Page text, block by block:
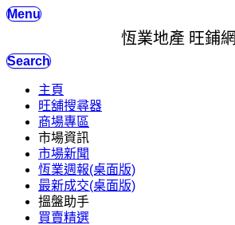
Menu
恆業地產 旺鋪網
Search
主頁
旺舖搜尋器
商場專區
市場資訊
市場新聞
恆業週報(桌面版)
最新成交(桌面版)
搵盤助手
買賣精選